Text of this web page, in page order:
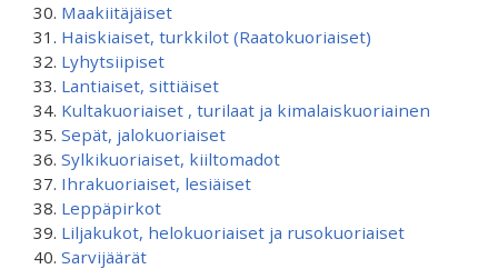
Maakiitäjäiset
Haiskiaiset, turkkilot (Raatokuoriaiset)
Lyhytsiipiset
Lantiaiset, sittiäiset
Kultakuoriaiset , turilaat ja kimalaiskuoriainen
Sepät, jalokuoriaiset
Sylkikuoriaiset, kiiltomadot
Ihrakuoriaiset, lesiäiset
Leppäpirkot
Liljakukot, helokuoriaiset ja rusokuoriaiset
Sarvijäärät